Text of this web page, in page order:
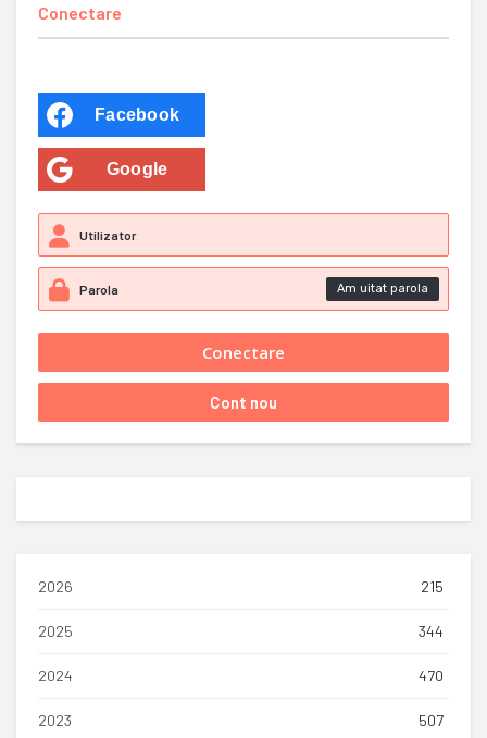
Conectare
Facebook
Google
Am uitat parola
2026 215
2025 344
2024 470
2023 507